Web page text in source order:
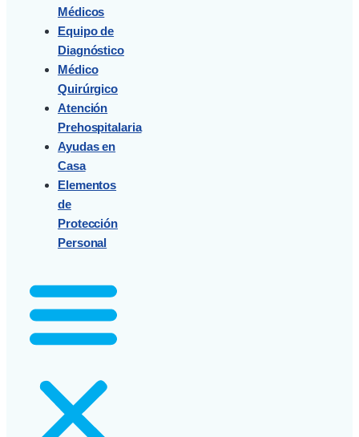
Médicos
Equipo de
Diagnóstico
Médico
Quirúrgico
Atención
Prehospitalaria
Ayudas en
Casa
Elementos
de
Protección
Personal